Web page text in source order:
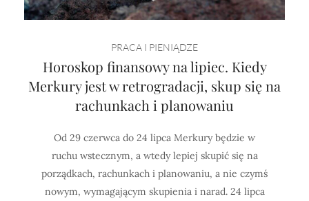
PRACA I PIENIĄDZE
Horoskop finansowy na lipiec. Kiedy
Merkury jest w retrogradacji, skup się na
rachunkach i planowaniu
Od 29 czerwca do 24 lipca Merkury będzie w
ruchu wstecznym, a wtedy lepiej skupić się na
porządkach, rachunkach i planowaniu, a nie czymś
nowym, wymagającym skupienia i narad. 24 lipca